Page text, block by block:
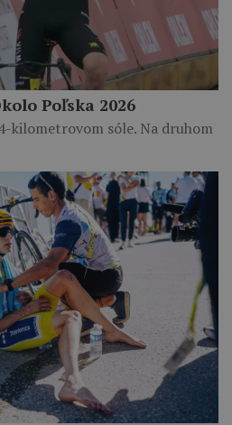
Poľska 2026
kilometrovom sóle. Na druhom